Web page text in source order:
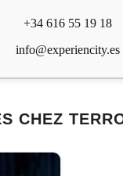
+34 616 55 19 18
info@experiencity.es
CHEZ